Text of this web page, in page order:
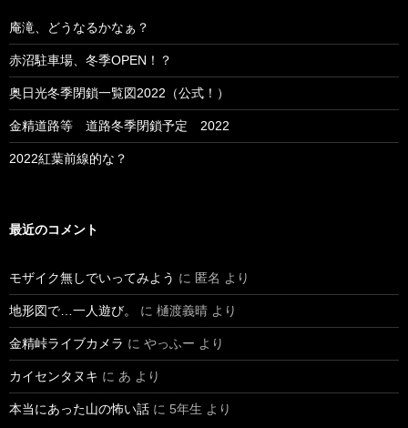
庵滝、どうなるかなぁ？
赤沼駐車場、冬季OPEN！？
奥日光冬季閉鎖一覧図2022（公式！）
金精道路等 道路冬季閉鎖予定 2022
2022紅葉前線的な？
最近のコメント
モザイク無しでいってみよう に 匿名 より
地形図で…一人遊び。 に 樋渡義晴 より
金精峠ライブカメラ に やっふー より
カイセンタヌキ に あ より
本当にあった山の怖い話 に 5年生 より